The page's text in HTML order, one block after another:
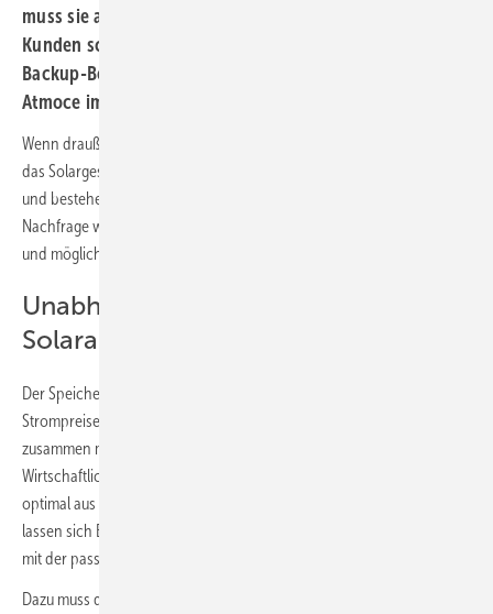
muss sie aber nicht sein. Wie Elektrohandwerker ihre
Kunden schnell und einfach mit Speichern und der
Backup-Box ausstatten können, haben die Experten von
Atmoce im gemeinsamen Webinar erklärt.
Wenn draußen Schnee und Eis den Weg aufs Dach versperren, ruht
das Solargeschäft. Eine ideale Zeit, um in Gebäuden aktiv zu werden
und bestehende Anlagen zu optimieren: mit einem Speicher. Die
Nachfrage wächst – Stromkunden wollen sich gegen steigende Preise
und mögliche Netzausfälle absichern.
Unabhängigkeit mit und ohne
Solaranlage
Der Speicher macht nicht nur unabhängiger von schwankenden
Strompreisen, sondern bietet auch mehr Sicherheit. Er schützt
zusammen mit der Backup-Box vor instabilen Netzen, erhöht die
Wirtschaftlichkeit ausgeförderter Anlagen, nutzt variable Stromtarife
optimal aus und wertet Mieterstromanlagen ökonomisch auf. So
lassen sich Energiekosten senken oder sogar Gewinne generieren –
mit der passenden Lösung – selbst ohne eigene Solaranlage.
Dazu muss der Speicher aber in die vorhandene Solaranlage – oder